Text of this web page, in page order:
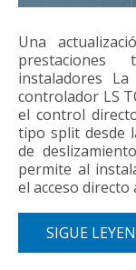
Una
instaladores
controlador LS
el control
tipo split desde
de
permite al
el acceso
SIGUE